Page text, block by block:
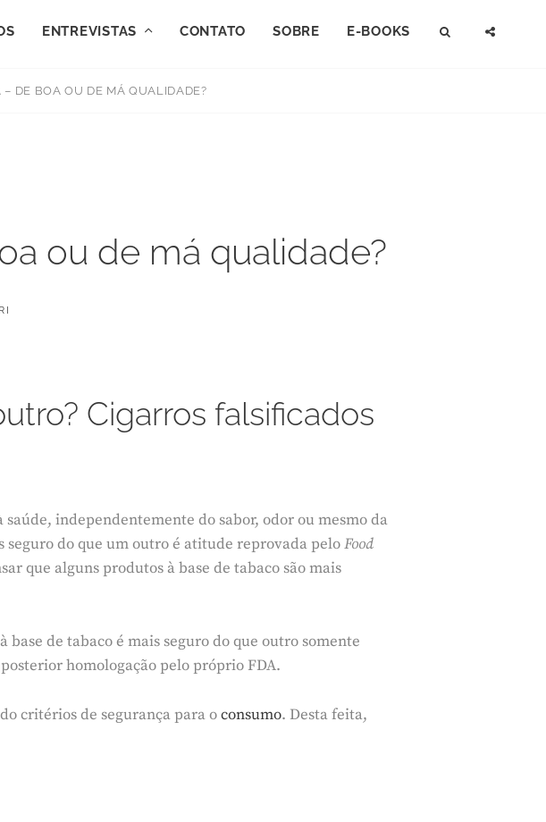
ENTREVISTAS CONTATO SOBRE E-BOOKS SEARCH
– DE BOA OU DE MÁ QUALIDADE?
ou de má qualidade?
Cigarros falsificados
independentemente do sabor, odor ou mesmo da
do que um outro é atitude reprovada peloFood
que alguns produtos à base de tabaco são mais
de tabaco é mais seguro do que outro somente
homologação pelo próprio FDA.
critérios de segurança para oconsumo. Desta feita,